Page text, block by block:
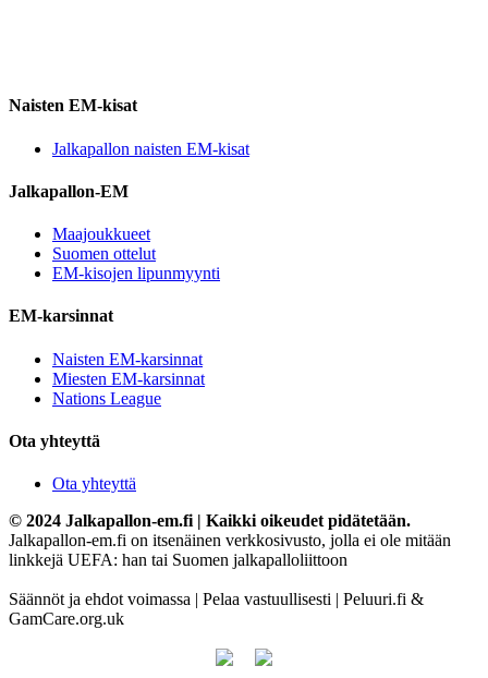
Naisten EM-kisat
Jalkapallon naisten EM-kisat
Jalkapallon-EM
Maajoukkueet
Suomen ottelut
EM-kisojen lipunmyynti
EM-karsinnat
Naisten EM-karsinnat
Miesten EM-karsinnat
Nations League
Ota yhteyttä
Ota yhteyttä
© 2024 Jalkapallon-em.fi | Kaikki oikeudet pidätetään.
Jalkapallon-em.fi on itsenäinen verkkosivusto, jolla ei ole mitään
linkkejä UEFA: han tai Suomen jalkapalloliittoon
Säännöt ja ehdot voimassa | Pelaa vastuullisesti | Peluuri.fi &
GamCare.org.uk